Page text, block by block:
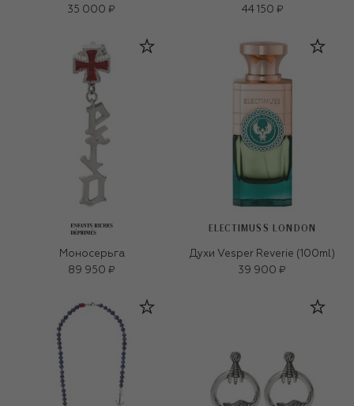
35 000 ₽
44 150 ₽
Моносерьга
89 950 ₽
ELECTIMUSS LONDON
Духи Vesper Reverie (100ml)
39 900 ₽